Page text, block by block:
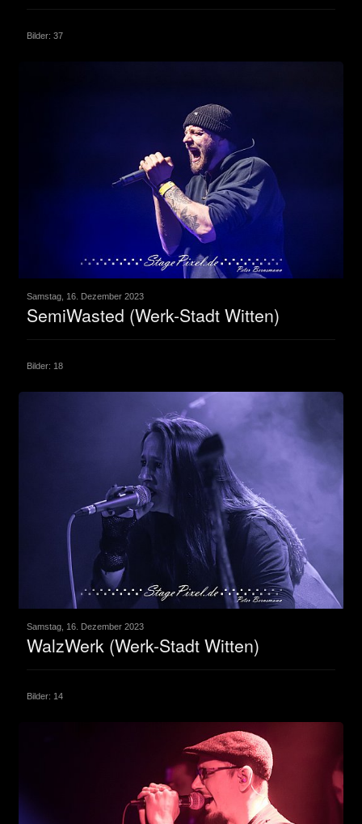
Bilder: 37
Samstag, 16. Dezember 2023
SemiWasted (Werk-Stadt Witten)
Bilder: 18
Samstag, 16. Dezember 2023
WalzWerk (Werk-Stadt Witten)
Bilder: 14